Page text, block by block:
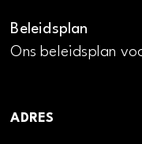
Beleidsplan
Ons beleidsplan
ADRES